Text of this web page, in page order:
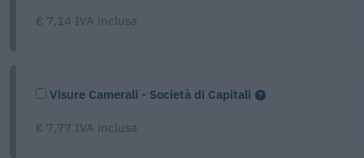
€ 7,14 IVA inclusa
Visure Camerali - Società di Capitali
€ 7,77 IVA inclusa